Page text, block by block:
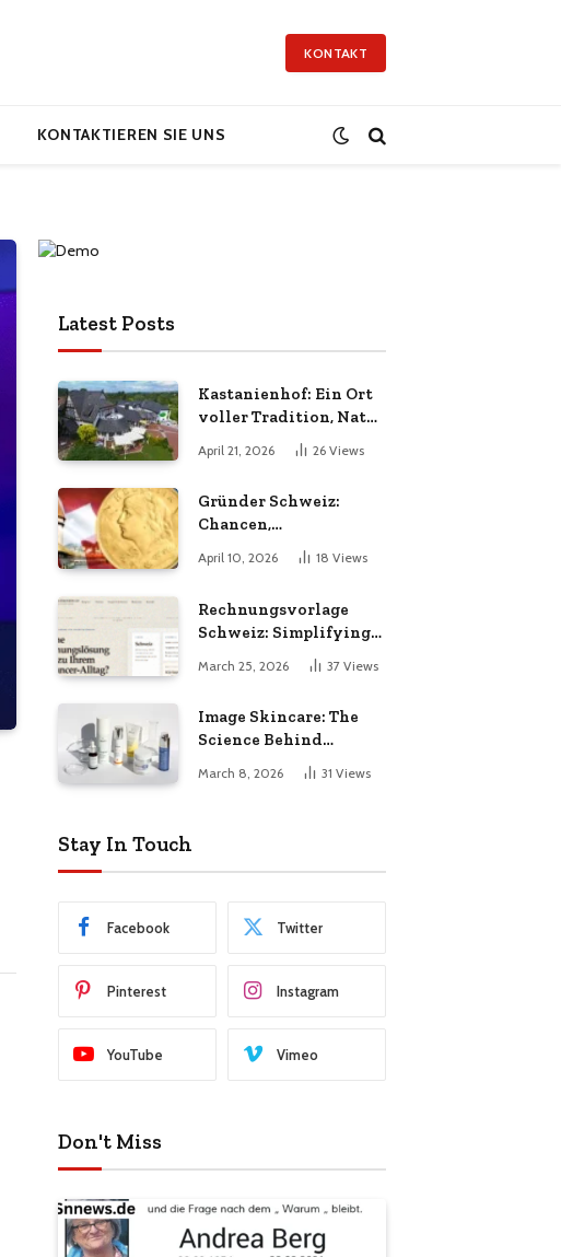
KONTAKT
KONTAKTIEREN SIE UNS
Latest Posts
Kastanienhof: Ein Ort
voller Tradition, Natur
und Lebensqualität
April 21, 2026 26 Views
Gründer Schweiz:
Chancen,
Herausforderungen
und Erfolgsfaktoren im
April 10, 2026 18 Views
Rechnungsvorlage
Schweiz: Simplifying
Invoicing for Swiss
Businesses
March 25, 2026 37 Views
Image Skincare: The
Science Behind
Healthier, Radiant
March 8, 2026 31 Views
Stay In Touch
Facebook Twitter
Pinterest Instagram
YouTube Vimeo
Don't Miss